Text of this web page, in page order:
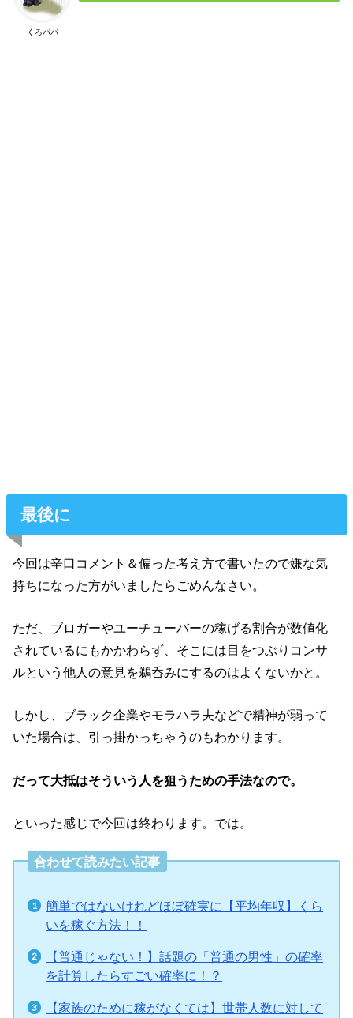
くろパパ
最後に
今回は辛口コメント＆偏った考え方で書いたので嫌な気
持ちになった方がいましたらごめんなさい。
ただ、ブロガーやユーチューバーの稼げる割合が数値化
されているにもかかわらず、そこには目をつぶりコンサ
ルという他人の意見を鵜呑みにするのはよくないかと。
しかし、ブラック企業やモラハラ夫などで精神が弱って
いた場合は、引っ掛かっちゃうのもわかります。
だって大抵はそういう人を狙うための手法なので。
といった感じで今回は終わります。では。
合わせて読みたい記事
簡単ではないけれどほぼ確実に【平均年収】くら
いを稼ぐ方法！！
【普通じゃない！】話題の「普通の男性」の確率
を計算したらすごい確率に！？
【家族のために稼がなくては】世帯人数に対して